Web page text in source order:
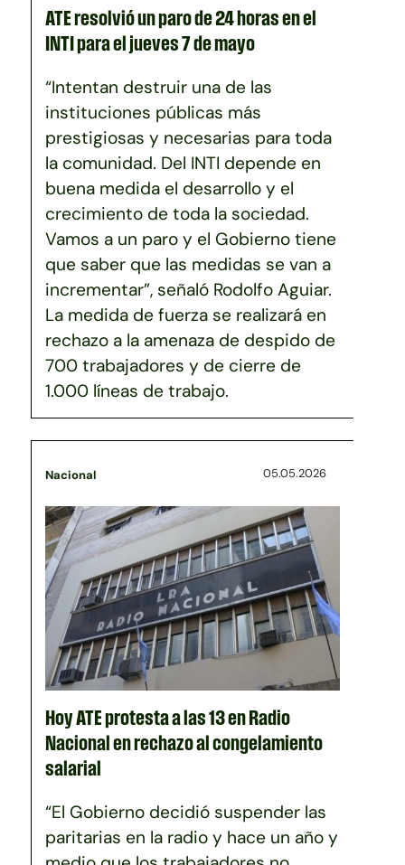
ATE resolvió un paro de 24 horas en el
INTI para el jueves 7 de mayo
“Intentan destruir una de las
instituciones públicas más
prestigiosas y necesarias para toda
la comunidad. Del INTI depende en
buena medida el desarrollo y el
crecimiento de toda la sociedad.
Vamos a un paro y el Gobierno tiene
que saber que las medidas se van a
incrementar”, señaló Rodolfo Aguiar.
La medida de fuerza se realizará en
rechazo a la amenaza de despido de
700 trabajadores y de cierre de
1.000 líneas de trabajo.
Nacional 05.05.2026
Hoy ATE protesta a las 13 en Radio
Nacional en rechazo al congelamiento
salarial
“El Gobierno decidió suspender las
paritarias en la radio y hace un año y